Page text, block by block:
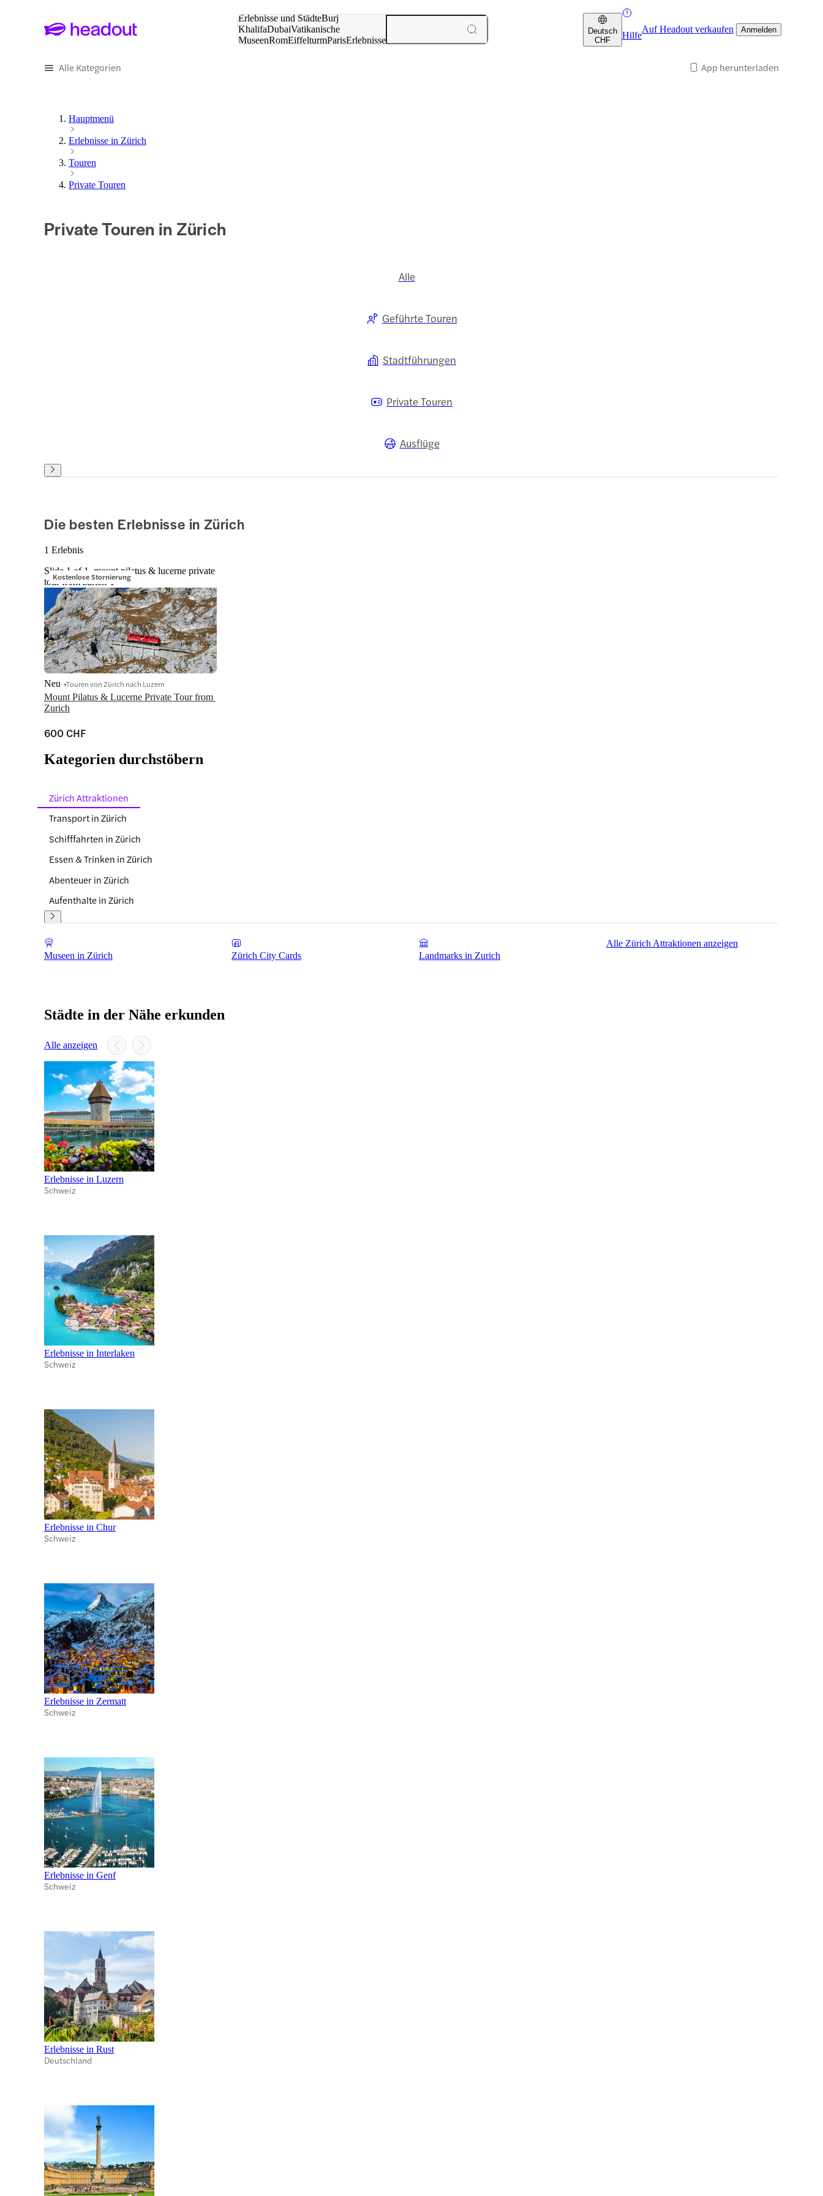
Erlebnisse und StädteBurj
KhalifaDubaiVatikanische
MuseenRomEiffelturmParisErlebnisse
Deutsch
CHF
Hilfe
Auf Headout verkaufen Anmelden
Alle Kategorien App herunterladen
Hauptmenü
Erlebnisse in Zürich
Touren
Private Touren
Private Touren in Zürich
Alle
Geführte Touren
Stadtführungen
Private Touren
Ausflüge
Die besten Erlebnisse in Zürich
1 Erlebnis
Kostenlose Stornierung
Slide 1 of 1, mount pilatus & lucerne private
tour from zurich-1
Mount Pilatus & Lucerne Private Tour from
Zurich
Neu Touren von Zürich nach Luzern
600 CHF
Kategorien durchstöbern
Zürich Attraktionen
Transport in Zürich
Schifffahrten in Zürich
Essen & Trinken in Zürich
Abenteuer in Zürich
Aufenthalte in Zürich
Museen in Zürich Zürich City Cards Landmarks in Zurich
Alle Zürich Attraktionen anzeigen
Städte in der Nähe erkunden
Alle anzeigen
Erlebnisse in Luzern
Schweiz
Erlebnisse in Interlaken
Schweiz
Erlebnisse in Chur
Schweiz
Erlebnisse in Zermatt
Schweiz
Erlebnisse in Genf
Schweiz
Erlebnisse in Rust
Deutschland